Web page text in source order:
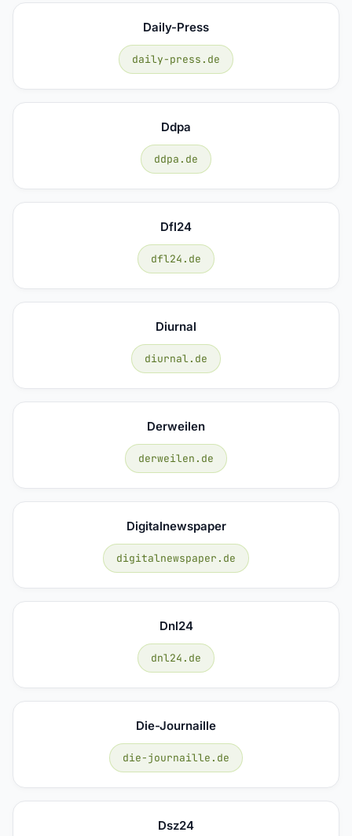
Daily-Press
daily-press.de
Ddpa
ddpa.de
Dfl24
dfl24.de
Diurnal
diurnal.de
Derweilen
derweilen.de
Digitalnewspaper
digitalnewspaper.de
Dnl24
dnl24.de
Die-Journaille
die-journaille.de
Dsz24